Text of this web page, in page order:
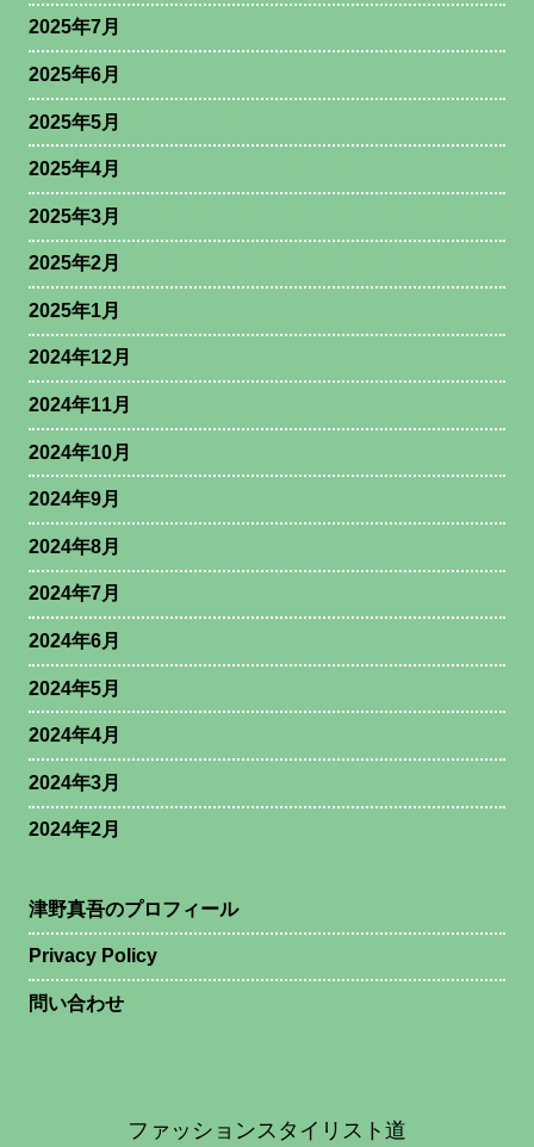
2025年7月
2025年6月
2025年5月
2025年4月
2025年3月
2025年2月
2025年1月
2024年12月
2024年11月
2024年10月
2024年9月
2024年8月
2024年7月
2024年6月
2024年5月
2024年4月
2024年3月
2024年2月
津野真吾のプロフィール
Privacy Policy
問い合わせ
ファッションスタイリスト道